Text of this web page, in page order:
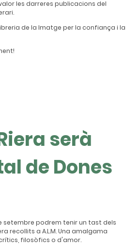
les darreres publicacions del
de la Imatge per la confiança i la
serà
de Dones
setembre podrem tenir un tast dels
recollits a A.L.M.Una amalgama
filosòfics o d'amor.